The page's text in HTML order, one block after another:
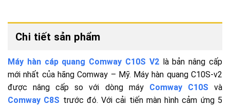
Chi tiết sản phẩm
Máy hàn cáp quang Comway C10S V2là bản nâng cấp
mới nhất của hãng Comway – Mỹ. Máy hàn quang C10S-v2
được nâng cấp so với dòng máy Comway C10S và
Comway C8S trước đó. Với cải tiến màn hình cảm ứng 5